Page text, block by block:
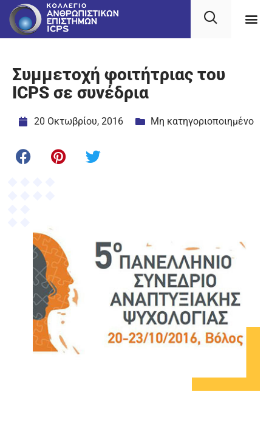
Συμμετοχή φοιτήτριας του
ICPS σε συνέδρια
20 Οκτωβρίου, 2016 Μη κατηγοριοποιημένο